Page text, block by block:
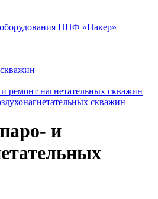
НПФ «Пакер»
ремонт нагнетательных скважин
скважин
и